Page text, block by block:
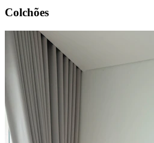
Colchões